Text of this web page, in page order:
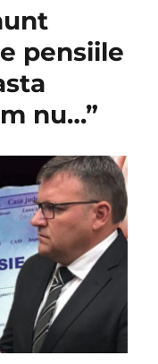
pensiile
nu…”